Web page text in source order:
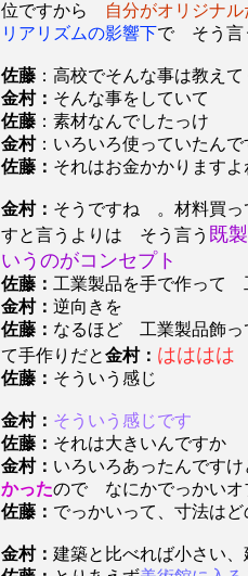
位ですから
自分がオリジナ
リアリズムの影響下で そう言
佐藤 ：高校でそんな事は教え
金村： そんな事をしていて
佐藤 ：素材なんでしたっけ
金村：いろいろ使っていたん
佐藤： それはお金かかります
金村： そうですね 。材料買
すと言うよりは そう言う 既
いうのがコンセプト
佐藤： 工業製品を手で作って
金村： 逆向きを
佐藤： なるほど 工業製品飾
て手作りだと金村： はははは
佐藤： そういう感じ
金村： そういう感じです
佐藤： それは大きいんですか
金村： いろいろあったんです
かったので なにかでっかいオ
佐藤： でっかいって、寸法は
金村： 建築と比べれば小さい